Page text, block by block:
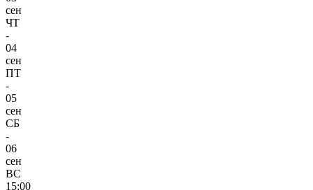
сен
ЧТ
-
04
сен
ПТ
-
05
сен
СБ
-
06
сен
ВС
15:00